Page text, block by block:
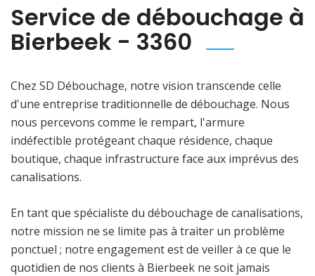
Service de débouchage à
Bierbeek - 3360
Chez SD Débouchage, notre vision transcende celle
d'une entreprise traditionnelle de débouchage. Nous
nous percevons comme le rempart, l'armure
indéfectible protégeant chaque résidence, chaque
boutique, chaque infrastructure face aux imprévus des
canalisations.
En tant que spécialiste du débouchage de canalisations,
notre mission ne se limite pas à traiter un problème
ponctuel ; notre engagement est de veiller à ce que le
quotidien de nos clients à Bierbeek ne soit jamais